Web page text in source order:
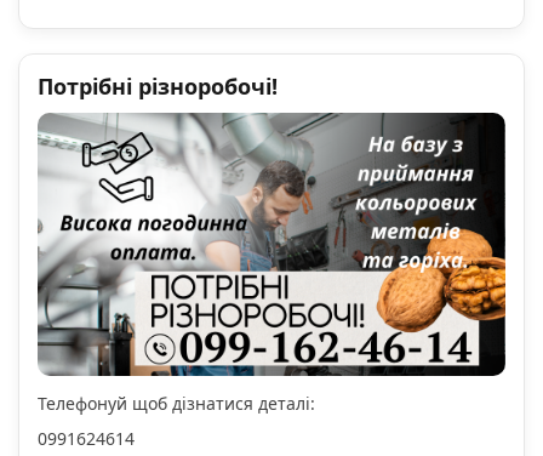
Потрібні різноробочі!
Телефонуй щоб дізнатися деталі:
0991624614